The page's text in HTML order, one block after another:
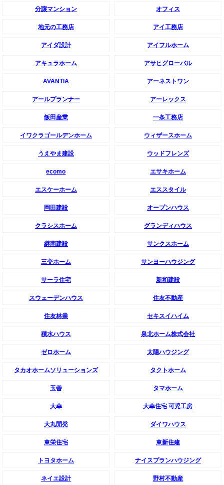
分譲マンション オフィス
地元の工務店 アイ工務店
アイダ設計 アイフルホーム
アキュラホーム アサヒグローバル
AVANTIA アーネストワン
アールプランナー アーレックス
飯田産業 一条工務店
イワクラゴールデンホーム ウィザースホーム
うえやま建設 ウッドフレンズ
ecomo エサキホーム
エスケーホーム エススタイル
岡田建設 オープンハウス
クラシスホーム グランディハウス
継南建設 サンクスホーム
三交ホーム サンヨーハウジング
サーラ住宅 新和建設
スウェーデンハウス 住友不動産
住友林業 セキスイハイム
積水ハウス 泉北ホーム株式会社
ゼロホーム 太陽ハウジング
タカオホームソリューションズ タクトホーム
玉善 タマホーム
大幸 大幸住宅 可児工房
大丸開発 ダイワハウス
東栄住宅 東新住建
トヨタホーム ナイスプランハウジング
ネイエ設計 野村不動産